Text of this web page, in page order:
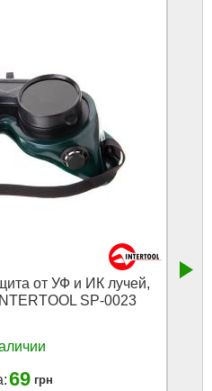
от УФ и ИК лучей,
SP-0023
69 грн